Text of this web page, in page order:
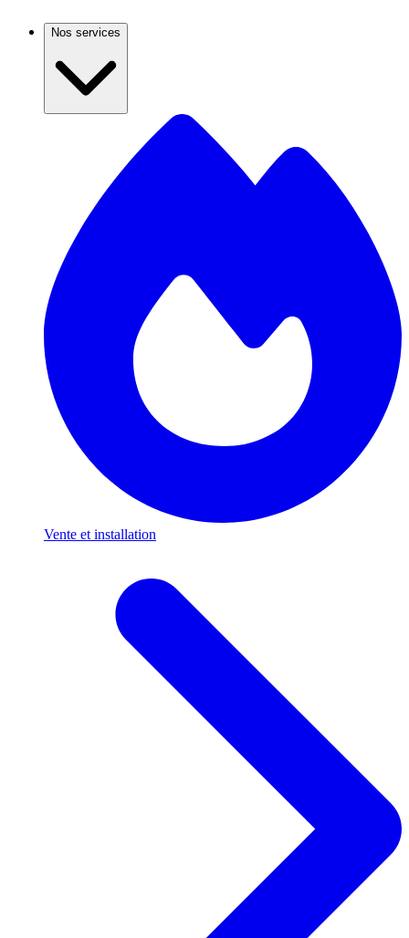
Nos services
Vente et installation